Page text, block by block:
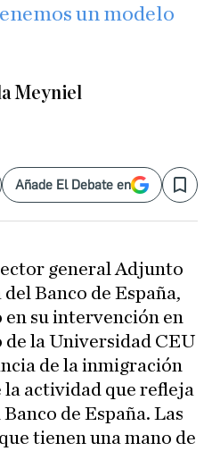
un modelo
Meyniel
Añade El Debate en Save
general Adjunto
Banco de España,
en su intervención en
de la Universidad CEU
de la inmigración
actividad que refleja
de España. Las
tienen una mano de